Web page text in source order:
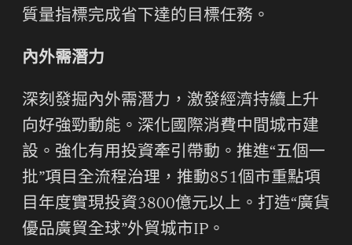
質量指標完成省下達的目標任務。
內外需潛力
深刻發掘內外需潛力，激發經濟持續上升
向好強勁動能。深化國際消費中間城市建
設。強化有用投資牽引帶動。推進“五個一
批”項目全流程治理，推動851個市重點項
目年度實現投資3800億元以上。打造“廣貨
優品廣貿全球”外貿城市IP。